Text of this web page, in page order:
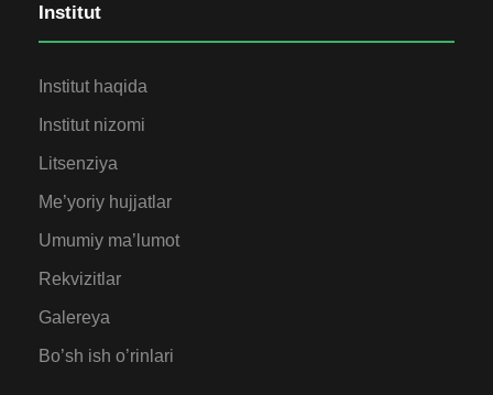
Institut
Institut haqida
Institut nizomi
Litsenziya
Me’yoriy hujjatlar
Umumiy ma’lumot
Rekvizitlar
Galereya
Bo’sh ish o’rinlari